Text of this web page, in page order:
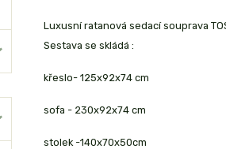
Luxusní ratanová sedací souprava
Sestava se skládá :
křeslo- 125x92x74 cm
sofa - 230x92x74 cm
stolek -140x70x50cm